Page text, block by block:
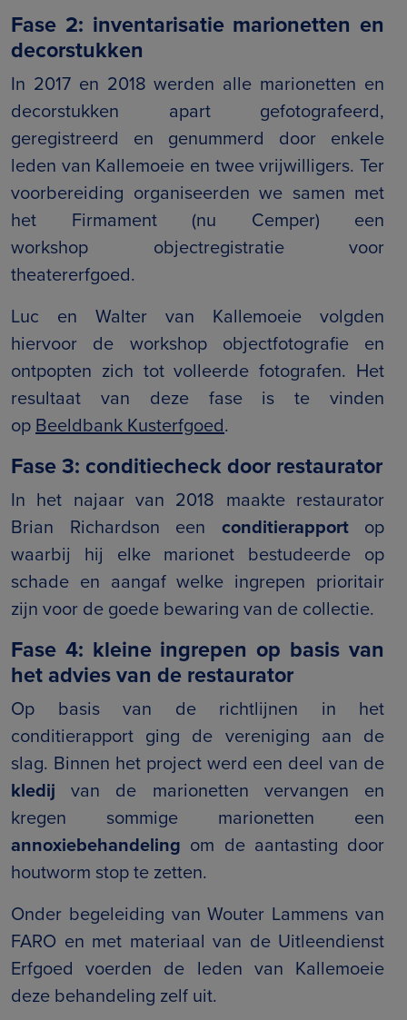
Fase 2: inventarisatie marionetten en
decorstukken
In 2017 en 2018 werden alle marionetten en
decorstukken apart gefotografeerd,
geregistreerd en genummerd door enkele
leden van Kallemoeie en twee vrijwilligers. Ter
voorbereiding organiseerden we samen met
het Firmament (nu Cemper) een
workshop objectregistratie voor
theatererfgoed.
Luc en Walter van Kallemoeie volgden
hiervoor de workshop objectfotografie en
ontpopten zich tot volleerde fotografen. Het
resultaat van deze fase is te vinden
opBeeldbank Kusterfgoed.
Fase 3: conditiecheck door restaurator
In het najaar van 2018 maakte restaurator
Brian Richardson een conditierapport op
waarbij hij elke marionet bestudeerde op
schade en aangaf welke ingrepen prioritair
zijn voor de goede bewaring van de collectie.
Fase 4: kleine ingrepen op basis van
het advies van de restaurator
Op basis van de richtlijnen in het
conditierapport ging de vereniging aan de
slag. Binnen het project werd een deel van de
kledijvan de marionetten vervangen en
kregen sommige marionetten een
annoxiebehandeling om de aantasting door
houtworm stop te zetten.
Onder begeleiding van Wouter Lammens van
FARO en met materiaal van de Uitleendienst
Erfgoed voerden de leden van Kallemoeie
deze behandeling zelf uit.